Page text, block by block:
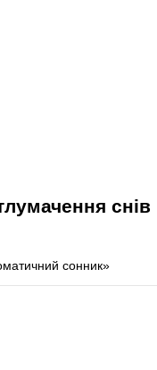
снів
сонник»